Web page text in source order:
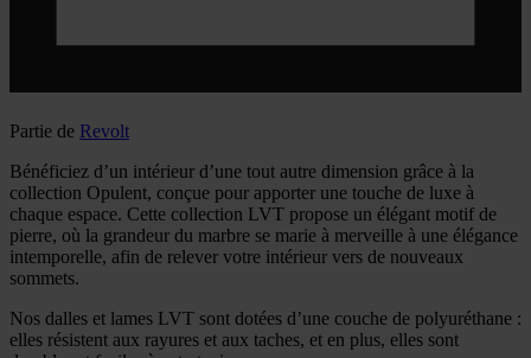
Partie de Revolt
Bénéficiez d’un intérieur d’une tout autre dimension grâce à la
collection Opulent, conçue pour apporter une touche de luxe à
chaque espace. Cette collection LVT propose un élégant motif de
pierre, où la grandeur du marbre se marie à merveille à une élégance
intemporelle, afin de relever votre intérieur vers de nouveaux
sommets.
Nos dalles et lames LVT sont dotées d’une couche de polyuréthane :
elles résistent aux rayures et aux taches, et en plus, elles sont